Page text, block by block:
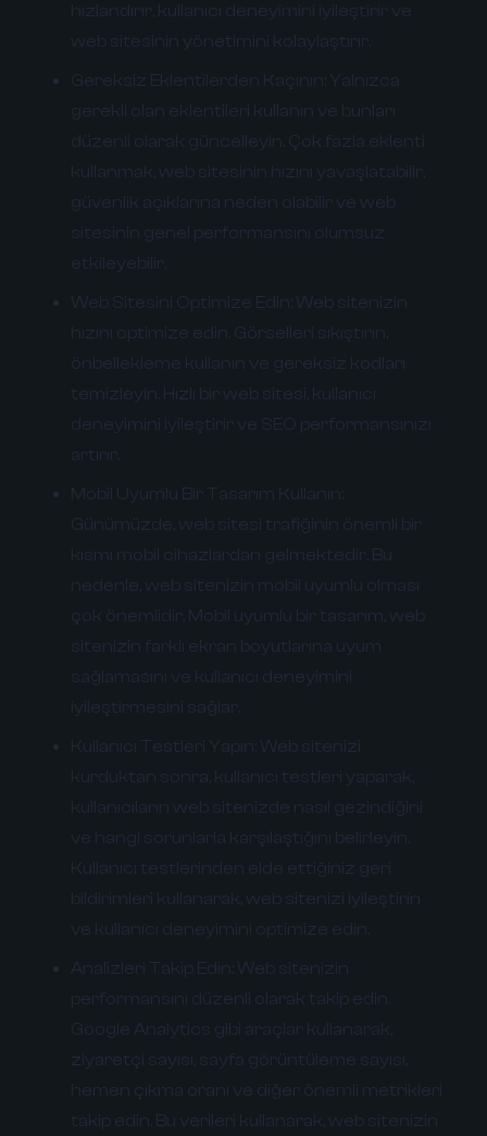
hızlandırır, kullanıcı deneyimini iyileştirir ve
web sitesinin yönetimini kolaylaştırır.
Gereksiz Eklentilerden Kaçının: Yalnızca
gerekli olan eklentileri kullanın ve bunları
düzenli olarak güncelleyin. Çok fazla eklenti
kullanmak, web sitesinin hızını yavaşlatabilir,
güvenlik açıklarına neden olabilir ve web
sitesinin genel performansını olumsuz
etkileyebilir.
Web Sitesini Optimize Edin: Web sitenizin
hızını optimize edin. Görselleri sıkıştırın,
önbellekleme kullanın ve gereksiz kodları
temizleyin. Hızlı bir web sitesi, kullanıcı
deneyimini iyileştirir ve SEO performansınızı
artırır.
Mobil Uyumlu Bir Tasarım Kullanın:
Günümüzde, web sitesi trafiğinin önemli bir
kısmı mobil cihazlardan gelmektedir. Bu
nedenle, web sitenizin mobil uyumlu olması
çok önemlidir. Mobil uyumlu bir tasarım, web
sitenizin farklı ekran boyutlarına uyum
sağlamasını ve kullanıcı deneyimini
iyileştirmesini sağlar.
Kullanıcı Testleri Yapın: Web sitenizi
kurduktan sonra, kullanıcı testleri yaparak,
kullanıcıların web sitenizde nasıl gezindiğini
ve hangi sorunlarla karşılaştığını belirleyin.
Kullanıcı testlerinden elde ettiğiniz geri
bildirimleri kullanarak, web sitenizi iyileştirin
ve kullanıcı deneyimini optimize edin.
Analizleri Takip Edin: Web sitenizin
performansını düzenli olarak takip edin.
Google Analytics gibi araçlar kullanarak,
ziyaretçi sayısı, sayfa görüntüleme sayısı,
hemen çıkma oranı ve diğer önemli metrikleri
takip edin. Bu verileri kullanarak, web sitenizin